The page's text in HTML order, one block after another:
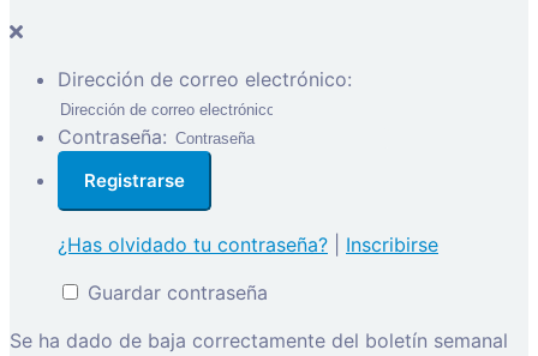
Dirección de correo electrónico:
Contraseña:
¿Has olvidado tu contraseña?
Inscribirse
Guardar contraseña
Se ha dado de baja correctamente del boletín semanal